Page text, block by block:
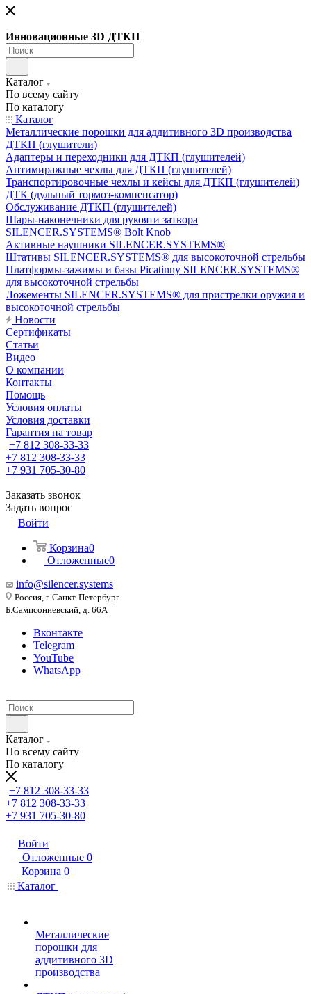
Инновационные 3D ДТКП
Каталог
По всему сайту
По каталогу
Каталог
Металлические порошки для аддитивного 3D производства
ДТКП (глушители)
Адаптеры и переходники для ДТКП (глушителей)
Антимиражные чехлы для ДТКП (глушителей)
Транспортировочные чехлы и кейсы для ДТКП (глушителей)
ДТК (дульный тормоз-компенсатор)
Обслуживание ДТКП (глушителей)
Шары-наконечники для рукояти затвора
SILENCER.SYSTEMS® Bolt Knob
Активные наушники SILENCER.SYSTEMS®
Штативы SILENCER.SYSTEMS® для высокоточной стрельбы
Платформы-зажимы и базы Picatinny SILENCER.SYSTEMS®
для высокоточной стрельбы
Ложементы SILENCER.SYSTEMS® для пристрелки оружия и
высокоточной стрельбы
Новости
Сертификаты
Статьи
Видео
О компании
Контакты
Помощь
Условия оплаты
Условия доставки
Гарантия на товар
+7 812 308-33-33
+7 812 308-33-33
+7 931 705-30-80
Заказать звонок
Задать вопрос
Войти
Корзина0
Отложенные0
info@silencer.systems
Россия, г. Санкт-Петербург
Б.Сампсониевский, д. 66А
Вконтакте
Telegram
YouTube
WhatsApp
Каталог
По всему сайту
По каталогу
+7 812 308-33-33
+7 812 308-33-33
+7 931 705-30-80
Войти
Отложенные 0
Корзина 0
Каталог
Металлические
порошки для
аддитивного 3D
производства